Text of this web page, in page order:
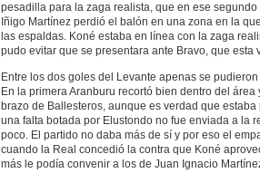
pesadilla para la zaga realista, que en ese
Iñigo Martínez perdió el balón en una zona en la
las espaldas. Koné estaba en línea con la zaga
pudo evitar que se presentara ante Bravo, que esta
Entre los dos goles del Levante apenas se
En la primera Aranburu recortó bien dentro del área
brazo de Ballesteros, aunque es verdad que
una falta botada por Elustondo no fue enviada a la
poco. El partido no daba más de sí y por eso el
cuando la Real concedió la contra que Koné
más le podía convenir a los de Juan Ignacio